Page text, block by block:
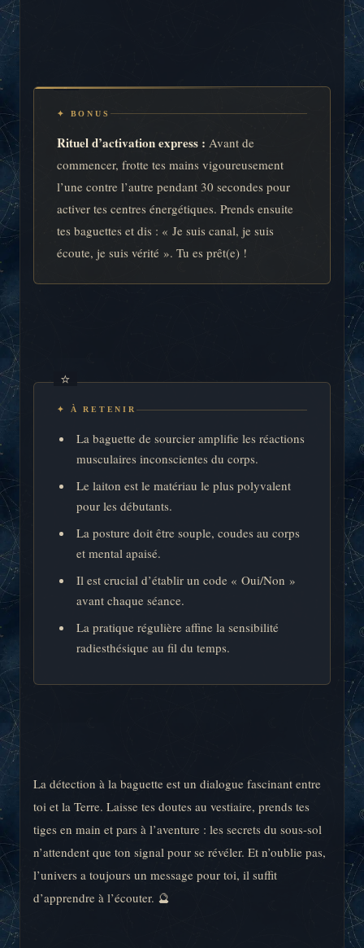
✦ BONUS
Rituel d’activation express : Avant de
commencer, frotte tes mains vigoureusement
l’une contre l’autre pendant 30 secondes pour
activer tes centres énergétiques. Prends ensuite
tes baguettes et dis : « Je suis canal, je suis
écoute, je suis vérité ». Tu es prêt(e) !
✦ À RETENIR
La baguette de sourcier amplifie les réactions
musculaires inconscientes du corps.
Le laiton est le matériau le plus polyvalent
pour les débutants.
La posture doit être souple, coudes au corps
et mental apaisé.
Il est crucial d’établir un code « Oui/Non »
avant chaque séance.
La pratique régulière affine la sensibilité
radiesthésique au fil du temps.
La détection à la baguette est un dialogue fascinant entre
toi et la Terre. Laisse tes doutes au vestiaire, prends tes
tiges en main et pars à l’aventure : les secrets du sous-sol
n’attendent que ton signal pour se révéler. Et n’oublie pas,
l’univers a toujours un message pour toi, il suffit
d’apprendre à l’écouter. 🔮